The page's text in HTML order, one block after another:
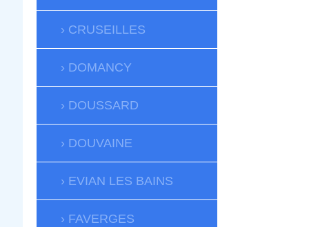
CRUSEILLES
DOMANCY
DOUSSARD
DOUVAINE
EVIAN LES BAINS
FAVERGES